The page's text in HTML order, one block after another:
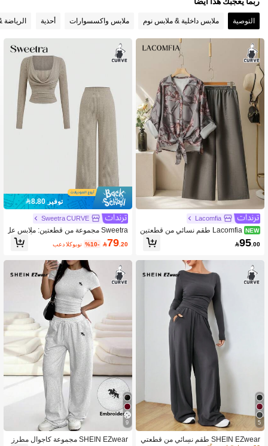
التوصية ملابس داخلية & ملابس نوم ملابس واكسسوارات أحذية الرياضة
Lacomfia
NEW
Lacomfia طقم نسائي من قطعتين
مقاس كبير، قميص مطبوع بأكمام طويلة
وربطة أمامية مع بنطال واسع الساق، كاج
95.00
5
SHEIN EZwear طقم نسائي من قطعتي
توفير 8.80
Sweetra CURVE
Sweetra مجموعة من قطعتين: ملابس عل
وية كنزة بياقة مستديرة فرنسية بأكمام ط
ويلة وبنطال واسع الساق
79.20
%10- بعد الكوبون
9
SHEIN EZwear مجموعة كاجوال مطرز